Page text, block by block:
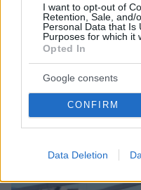
I want to opt-out of
Retention, Sale, and/
Personal Data that Is
Purposes for which it
Opted In
Google consents
CONFIRM
Data Deletion
Οριοθετήθηκε η
δυνάμεις της
πριν 15 λεπτά